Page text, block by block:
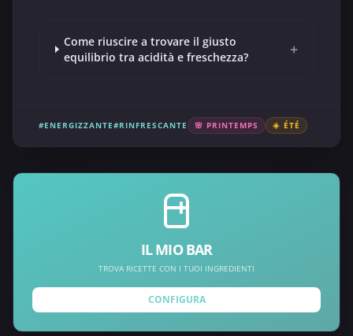
Come riuscire a trovare il giusto
equilibrio tra acidità e freschezza?
+
#ENERGIZZANTE#RINFRESCANTE 🌸 PRINTEMPS ☀️ ÉTÉ
IL MIO BAR
TROVA RICETTE CON I TUOI INGREDIENTI
CONFIGURA